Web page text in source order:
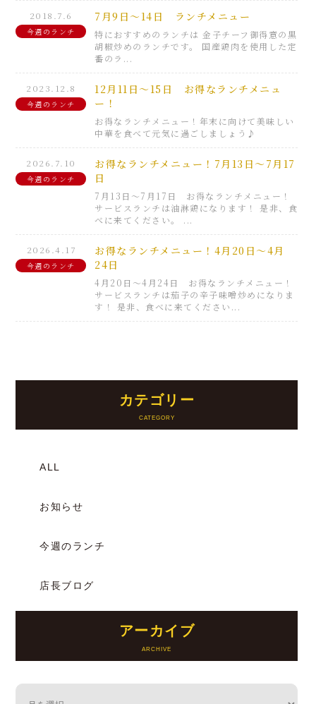
2018.7.6
今週のランチ
7月9日～14日 ランチメニュー
特におすすめのランチは 金子チーフ御得意の黒
胡椒炒めのランチです。 国産鶏肉を使用した定
番のラ...
2023.12.8
今週のランチ
12月11日～15日 お得なランチメニュ
ー！
お得なランチメニュー！年末に向けて美味しい
中華を食べて元気に過ごしましょう♪
2026.7.10
今週のランチ
お得なランチメニュー！7月13日～7月17
日
7月13日～7月17日 お得なランチメニュー！
サービスランチは油淋鶏になります！ 是非、食
べに来てください。 ...
2026.4.17
今週のランチ
お得なランチメニュー！4月20日～4月
24日
4月20日～4月24日 お得なランチメニュー！
サービスランチは茄子の辛子味噌炒めになりま
す！ 是非、食べに来てください...
カテゴリー
ALL
お知らせ
今週のランチ
店長ブログ
アーカイブ